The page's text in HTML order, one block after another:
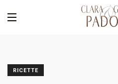
RICETTE